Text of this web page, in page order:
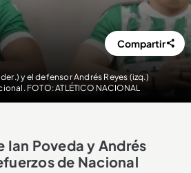
y el defensor Andrés Reyes (izq.)
FOTO: ATLÉTICO NACIONAL
Compartir
Ian Poveda y Andrés
de Nacional